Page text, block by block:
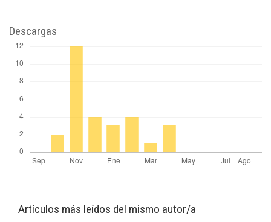
Descargas
Artículos más leídos del mismo autor/a